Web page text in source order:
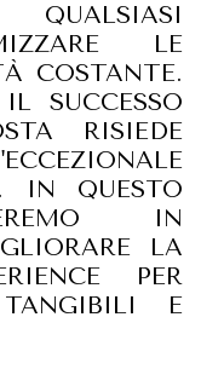
LE
COSTANTE.
SUCCESSO
RISIEDE
IN QUESTO
IN
LA
PER
TANGIBILI E